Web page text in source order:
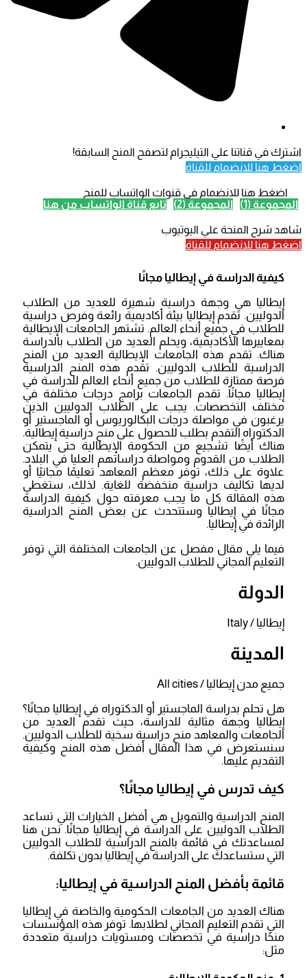
اشترك في قناتنا علي التيليجرام لتصفح المنح السابقة!
اضغط هنا للانضمام للقناة
اضغط هنا للانضمام في قنوات الواتساب للمنح
المجموعة (1)
المجموعة (2) تابع قناة الواتساب من هنا
شاهد شرح المنحة علي اليوتيوب
اضغط هنا للانضمام للقناة
كيفية الدراسة في إيطاليا مجانًا
إيطاليا هي وجهة دراسية شهيرة للعديد من الطلاب
الدوليين. تقدم إيطاليا بيئة أكاديمية رائعة وفرص دراسية
للطلاب في جميع أنحاء العالم. تشتهر الجامعات الإيطالية
بمعاييرها الأكاديمية، ويحلم العديد من الطلاب بالدراسة
هناك. تقدم هذه الجامعات الإيطالية العديد من المنح
الدراسية للطلاب الدوليين. تقدم هذه المنح الدراسية
فرصة ممتازة للطلاب من جميع أنحاء العالم للدراسة في
إيطاليا مجانًا. تقدم الجامعات برامج درجات مختلفة في
مختلف التخصصات. يجب على الطلاب الدوليين الذين
يرغبون في مواصلة درجات البكالوريوس أو الماجستير أو
الدكتوراه التقدم بطلب للحصول على منح دراسية إيطالية.
هناك أيضًا تشجيع من الحكومة الإيطالية حتى يتمكن
الطلاب من القدوم ومواصلة دراساتهم العليا في البلاد.
علاوة على ذلك، توفر معظم المعاهد تعليمًا مجانيًا أو
لديها تكاليف دراسية منخفضة للغاية. لذلك، ستغطي
هذه المقالة كل ما يجب معرفته حول كيفية الدراسة
مجانًا في إيطاليا وستتحدث عن بعض المنح الدراسية
الرائدة في إيطاليا.
فيما يلي مقال مفصل عن الجامعات المختلفة التي توفر
التعليم المجاني للطلاب الدوليين.
الدولة
إيطاليا / Italy
المدينة
جميع مدن إيطاليا / All cities
هل تحلم بدراسة الماجستير أو الدكتوراه في إيطاليا مجانًا؟
إيطاليا وجهة مثالية للدراسة، حيث تقدم العديد من
الجامعات والمعاهد منح دراسية سخية للطلاب الدوليين.
سنستعرض في هذا المقال أفضل هذه المنح وكيفية
التقديم عليها.
كيف تدرس في إيطاليا مجانًا؟
المنح الدراسية والتمويل هي أفضل الخيارات التي تساعد
الطلاب الدوليين على الدراسة في إيطاليا مجانًا. نحن هنا
لمساعدتك في قائمة بالمنح الدراسية للطلاب الدوليين
التي ستساعدك على الدراسة في إيطاليا بدون تكلفة.
قائمة بأفضل المنح الدراسية في إيطاليا:
هناك العديد من الجامعات الحكومية والخاصة في إيطاليا
التي تقدم التعليم المجاني لطلابها. توفر هذه المؤسسات
منحًا دراسية في تخصصات ومستويات دراسية متعددة
مثل: